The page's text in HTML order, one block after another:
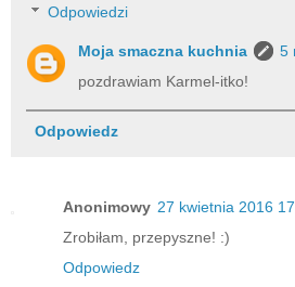
Odpowiedzi
Moja smaczna kuchnia
5
pozdrawiam Karmel-itko!
Odpowiedz
Anonimowy 27 kwietnia 2016
Zrobiłam, przepyszne! :)
Odpowiedz